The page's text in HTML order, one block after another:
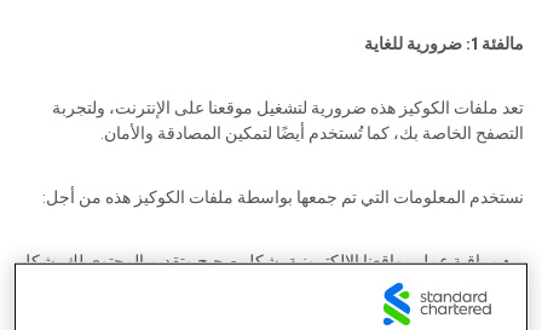
مالفئة 1: ضرورية للغاية
تعد ملفات الكوكيز هذه ضرورية لتشغيل موقعنا على الإنترنت، ولتجربة
التصفح الخاصة بك، كما تُستخدم أيضًا لتمكين المصادقة والأمان.
نستخدم المعلومات التي تم جمعها بواسطة ملفات الكوكيز هذه من أجل:
• مراقبة عمل مواقعنا الإلكترونية بشكل صحيح وتقديم المحتوى لك بشكل